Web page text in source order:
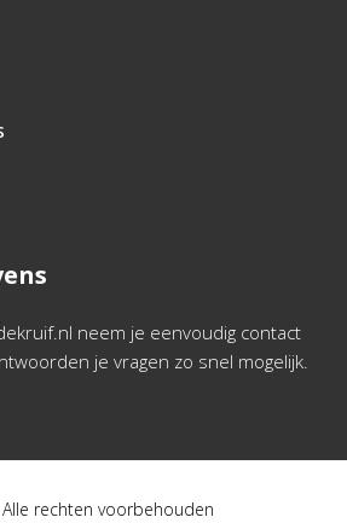
neem je eenvoudig contact
je vragen zo snel mogelijk.
rechten voorbehouden